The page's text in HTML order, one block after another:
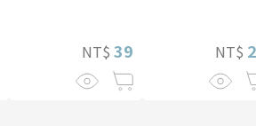
NT$ 39 NT$